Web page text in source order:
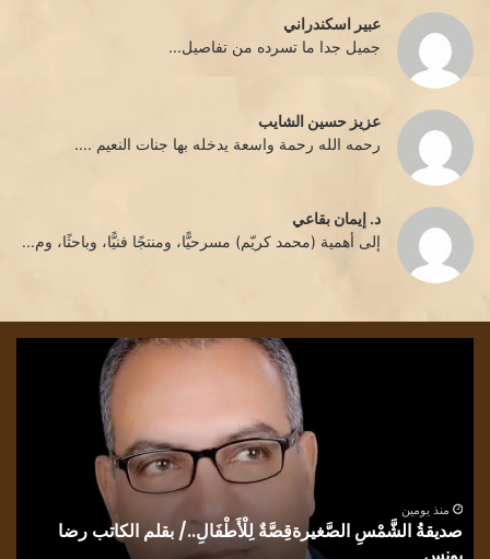
عبير اسكندراني
جميل جدا ما تسرده من تفاصيل...
عزيز حسين الشايب
رحمه الله رحمة واسعة يدخله بها جنات النعيم ....
د. إيمان بقاعي
إلى أهمية (محمد كريّم) مسرحيًّا، ومنتجًا فنيًّا، وباحثًا، وم...
يونسمنذ يومين
صديقةُ الشَّمْسِ الصَّغيرةقِصَّةٌ لِلْأَطْفَالِ../ بقلم الكاتب رضا